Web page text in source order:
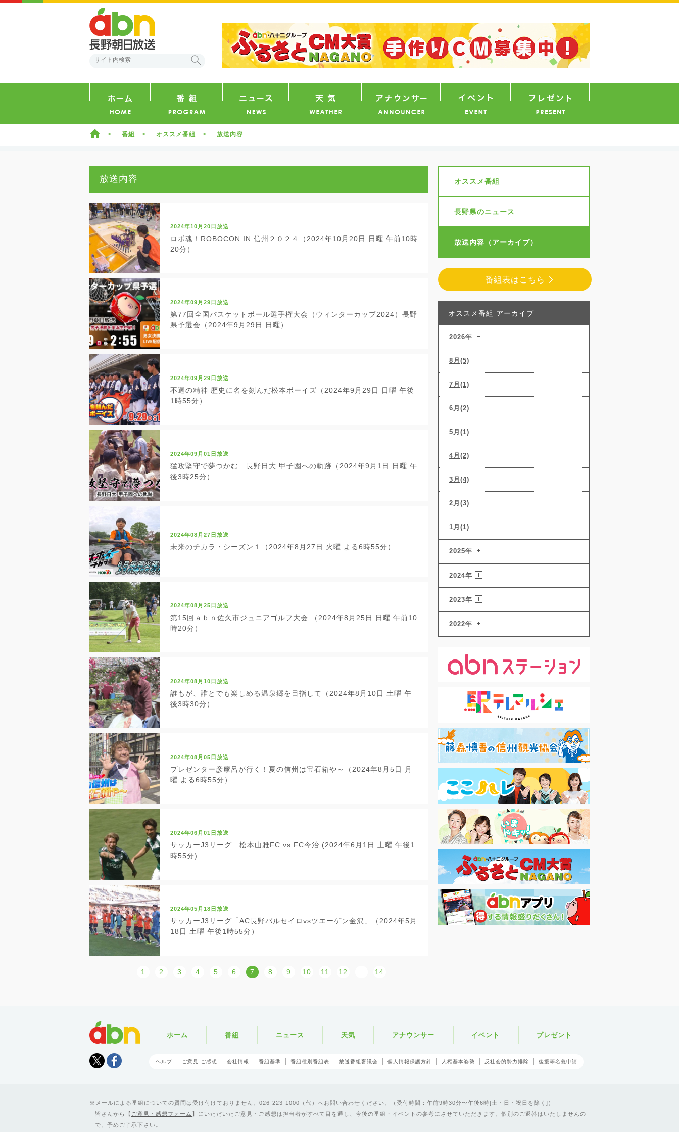
ホーム 番組 オススメ番組 放送内容
放送内容
2024年10月20日放送
ロボ魂！ROBOCON IN 信州２０２４（2024年10月20日 日曜 午前10時
20分）
2024年09月29日放送
第77回全国バスケットボール選手権大会（ウィンターカップ2024）長野
県予選会（2024年9月29日 日曜）
2024年09月29日放送
不退の精神 歴史に名を刻んだ松本ボーイズ（2024年9月29日 日曜 午後
1時55分）
2024年09月01日放送
猛攻堅守で夢つかむ 長野日大 甲子園への軌跡（2024年9月1日 日曜 午
後3時25分）
2024年08月27日放送
未来のチカラ・シーズン１（2024年8月27日 火曜 よる6時55分）
2024年08月25日放送
第15回ａｂｎ佐久市ジュニアゴルフ大会 （2024年8月25日 日曜 午前10
時20分）
2024年08月10日放送
誰もが、誰とでも楽しめる温泉郷を目指して（2024年8月10日 土曜 午
後3時30分）
2024年08月05日放送
プレゼンター彦摩呂が行く！夏の信州は宝石箱や～（2024年8月5日 月
曜 よる6時55分）
2024年06月01日放送
サッカーJ3リーグ 松本山雅FC vs FC今治 (2024年6月1日 土曜 午後1
時55分)
2024年05月18日放送
サッカーJ3リーグ「AC長野パルセイロvsツエーゲン金沢」（2024年5月
18日 土曜 午後1時55分）
1 2 3 4 5 6 7 8 9 10 11 12 14
オススメ番組
長野県のニュース
放送内容（アーカイブ）
番組表はこちら
オススメ番組 アーカイブ
2026年
8月(5)
7月(1)
6月(2)
5月(1)
4月(2)
3月(4)
2月(3)
1月(1)
2025年
2024年
2023年
2022年
Tweet
ホーム 番組 ニュース 天気 アナウンサー イベント プレゼント
ヘルプ ご意見 ご感想 会社情報 番組基準 番組種別番組表 放送番組審議会 個人情報保護方針 人権基本姿勢 反社会的勢力排除 後援等名義申請
メールによる番組についての質問は受け付けておりません。026-223-1000（代）へお問い合わせください。（受付時間：午前9時30分〜午後6時[土・日・祝日を除く]）
皆さんから【 ご意見・感想フォーム 】にいただいたご意見・ご感想は担当者がすべて目を通し、今後の番組・イベントの参考にさせていただきます。個別のご返答はいたしませんの
で、予めご了承下さい。